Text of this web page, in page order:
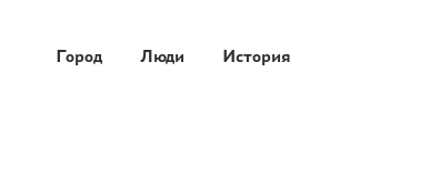
Город Люди История